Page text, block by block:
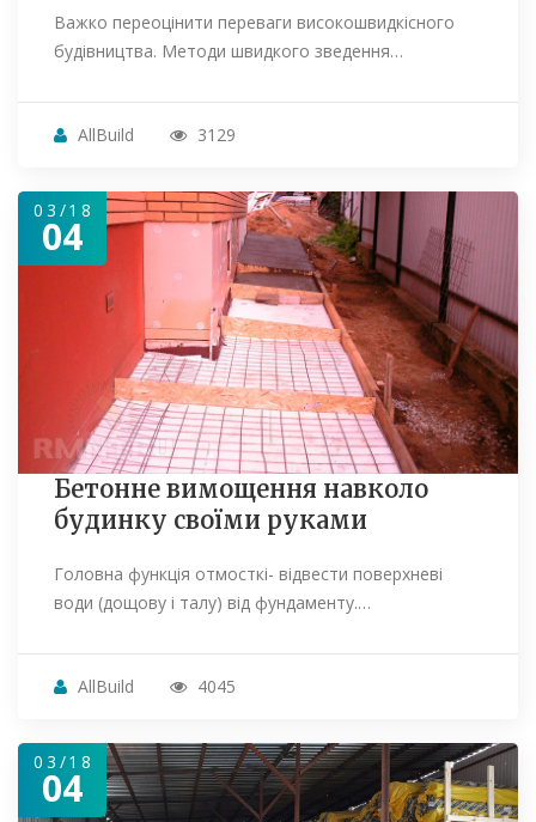
Важко переоцінити переваги високошвидкісного
будівництва. Методи швидкого зведення…
AllBuild 3129
03/18
04
Бетонне вимощення навколо
будинку своїми руками
Головна функція отмосткі- відвести поверхневі
води (дощову і талу) від фундаменту.…
AllBuild 4045
03/18
04